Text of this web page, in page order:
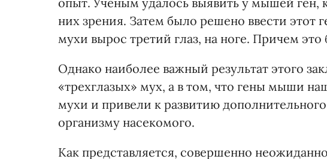
них зрения. Затем было решено ввести этот
мухи вырос третий глаз, на ноге. Причем
Однако наиболее важный результат этого
«трехглазых» мух, а в том, что гены мыши
мухи и привели к развитию
организму насекомого.
Как представляется, совершенно